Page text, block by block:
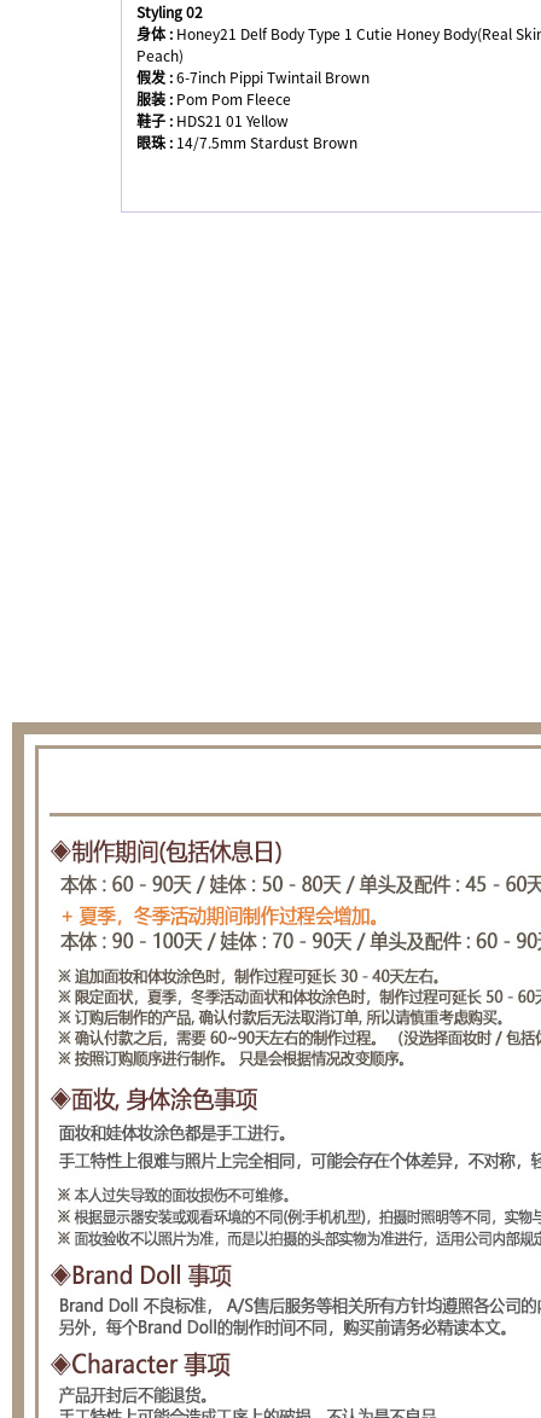
Styling 02
身体 : Honey21 Delf Body Type 1 Cutie Honey Body(Real
Peach)
假发 :6-7inch Pippi Twintail Brown
服装 : Pom Pom Fleece
鞋子 : HDS21 01 Yellow
眼珠 : 14/7.5mm Stardust Brown